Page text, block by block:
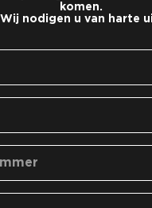
komen.
Wij nodigen u van harte